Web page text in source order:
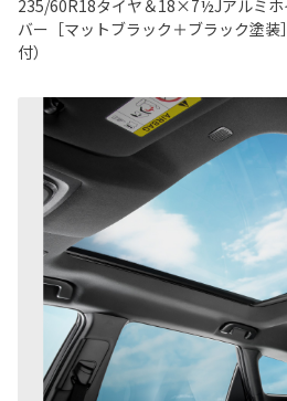
235/60R18タイヤ＆18×7½Jアルミホ
バー［マットブラック＋ブラック塗
付）